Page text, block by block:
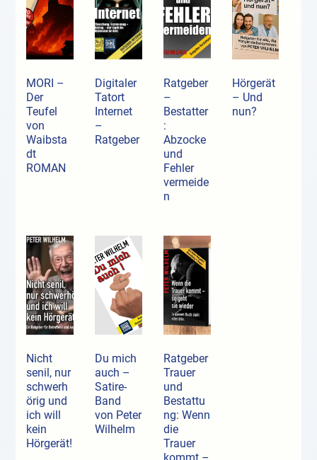
MORI –
Der
Teufel
von
Waibsta
dt
ROMAN
Digitaler
Tatort
Internet
–
Ratgeber
Ratgeber
–
Bestatter
:
Abzocke
und
Fehler
vermeide
n
Hörgerät
– Und
nun?
Nicht
senil, nur
schwerh
örig und
ich will
kein
Hörgerät!
Du mich
auch –
Satire-
Band
von Peter
Wilhelm
Ratgeber
Trauer
und
Bestattu
ng: Wenn
die
Trauer